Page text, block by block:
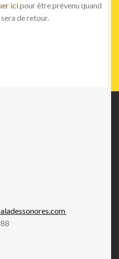
icipour être prévenu quand
de retour.